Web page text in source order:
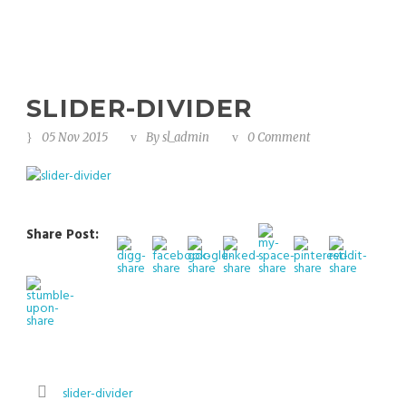
SLIDER-DIVIDER
05 Nov 2015 Bysl_admin 0 Comment
Share Post:
slider-divider